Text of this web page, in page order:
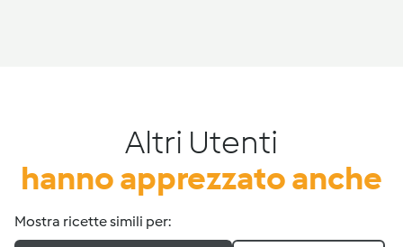
Altri Utenti
hanno apprezzato anche
Mostra ricette simili per: